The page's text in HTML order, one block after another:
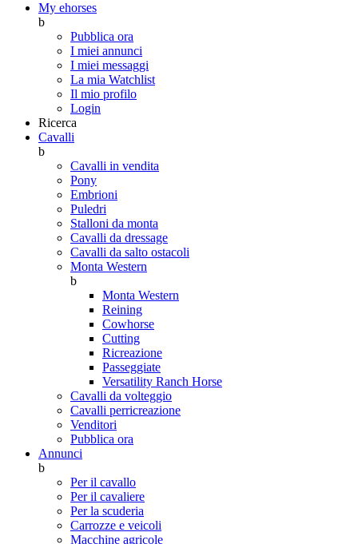
My ehorses
b
Pubblica ora
I miei annunci
I miei messaggi
La mia Watchlist
Il mio profilo
Login
Ricerca
Cavalli
b
Cavalli in vendita
Pony
Embrioni
Puledri
Stalloni da monta
Cavalli da dressage
Cavalli da salto ostacoli
Monta Western
b
Monta Western
Reining
Cowhorse
Cutting
Ricreazione
Passeggiate
Versatility Ranch Horse
Cavalli da volteggio
Cavalli perricreazione
Venditori
Pubblica ora
Annunci
b
Per il cavallo
Per il cavaliere
Per la scuderia
Carrozze e veicoli
Macchine agricole